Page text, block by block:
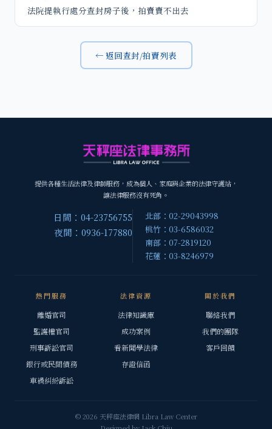
法院提執行處分查封房子後，拍賣賣不出去
← 返回查封/拍賣列表
提供各種生活法律及律師服務，成為個人、家庭與企業的法律守護站，
讓法律服務沒有死角。
日間：04-23756755
夜間：0936-177880
北部：02-29043998
桃竹：03-6586032
南部：07-2819120
花蓮：03-8246979
熱門服務
離婚官司
監護權官司
刑事訴訟官司
銀行或民間債務
車禍糾紛訴訟
法律資源
法律知識庫
成功案例
看新聞學法律
存證信函
關於我們
聯絡我們
我們的團隊
客戶回饋
© 2026 天秤座法律網 Libra Law Center